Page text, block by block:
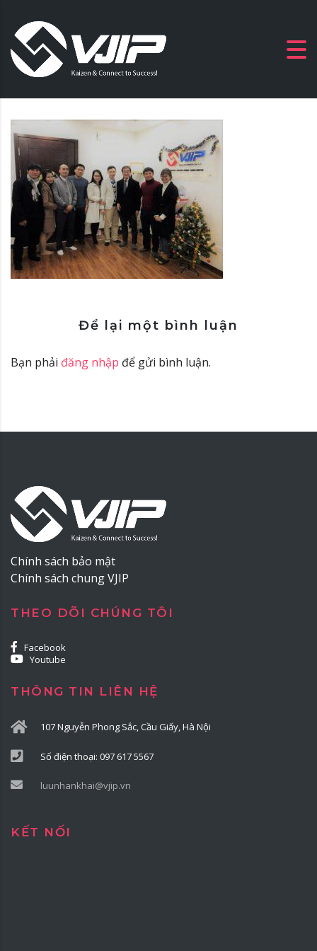
Để lại một bình luận
Bạn phải đăng nhập để gửi bình luận.
Chính sách bảo mật
Chính sách chung VJIP
THEO DÕI CHÚNG TÔI
Facebook
Youtube
THÔNG TIN LIÊN HỆ
107 Nguyễn Phong Sắc, Cầu Giấy, Hà Nội
Số điện thoại: 097 617 5567
luunhankhai@vjip.vn
KẾT NỐI